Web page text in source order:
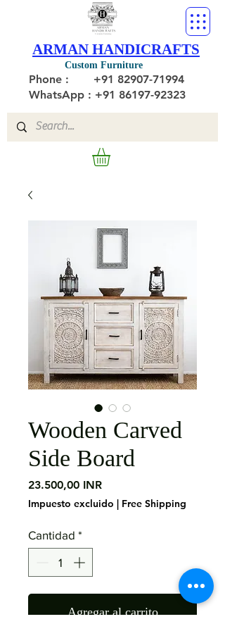
Custom Furniture
ARMAN HANDICRAFTS
Phone : +91 82907-71994
WhatsApp : +91 86197-92323
Wooden Carved
Side Board
23.500,00 INRPrecio
Impuesto excluido | Free Shipping
Cantidad *
Agregar al carrito